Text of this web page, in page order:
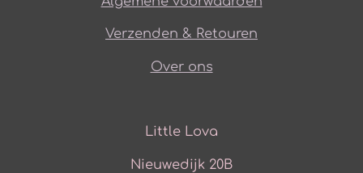
Verzenden & Retouren
Over ons
Little Lova
Nieuwedijk 20B